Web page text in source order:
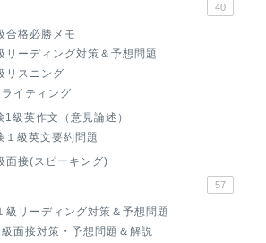
40
合格必勝メモ
リーディング対策＆予想問題
リスニング
イティング
1級英作文（意見論述）
１級英文要約問題
面接(スピーキング)
57
級リーディング対策＆予想問題
面接対策・予想問題＆解説